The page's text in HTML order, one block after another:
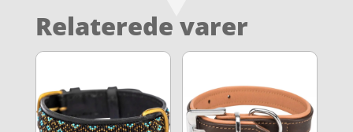
Relaterede varer